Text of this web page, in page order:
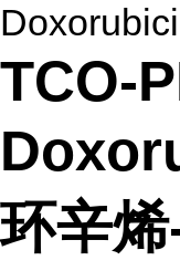
TCO-
环辛